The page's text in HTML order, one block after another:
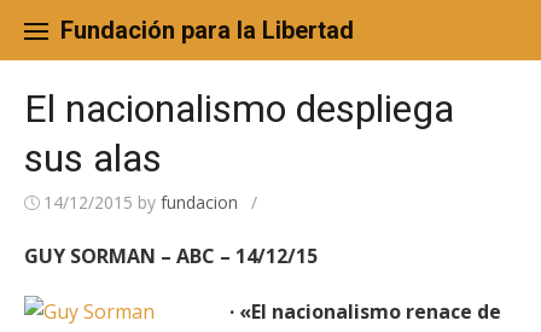
content
Fundación para la Libertad
El nacionalismo despliega
sus alas
14/12/2015 by fundacion /
GUY SORMAN – ABC – 14/12/15
· «El nacionalismo renace de